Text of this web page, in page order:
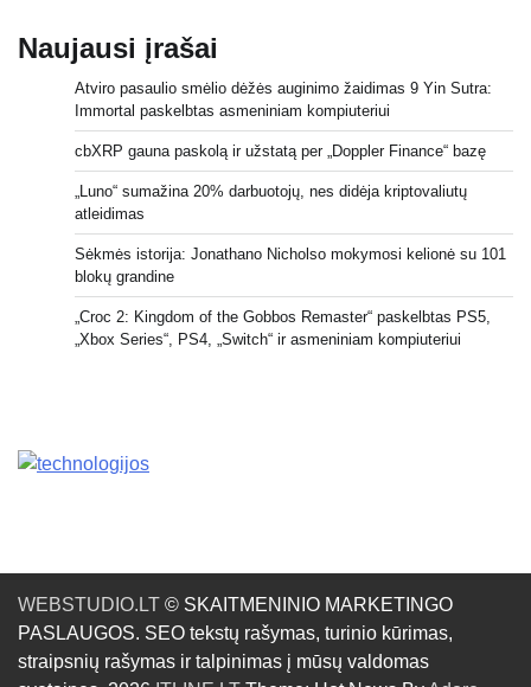
Naujausi įrašai
Atviro pasaulio smėlio dėžės auginimo žaidimas 9 Yin Sutra:
Immortal paskelbtas asmeniniam kompiuteriui
cbXRP gauna paskolą ir užstatą per „Doppler Finance“ bazę
„Luno“ sumažina 20% darbuotojų, nes didėja kriptovaliutų
atleidimas
Sėkmės istorija: Jonathano Nicholso mokymosi kelionė su 101
blokų grandine
„Croc 2: Kingdom of the Gobbos Remaster“ paskelbtas PS5,
„Xbox Series“, PS4, „Switch“ ir asmeniniam kompiuteriui
WEBSTUDIO.LT © SKAITMENINIO MARKETINGO
PASLAUGOS. SEO tekstų rašymas, turinio kūrimas,
straipsnių rašymas ir talpinimas į mūsų valdomas